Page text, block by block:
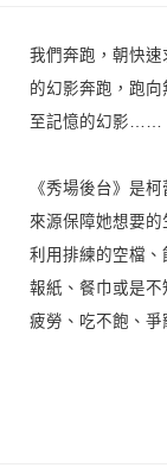
我們奔跑，朝快
的幻影奔跑，跑
至記憶的幻影……
《秀場後台》是
來源保障她想要
利用排練的空檔
報紙、餐巾或是不
疲勞、吃不飽、
她一個月給報社